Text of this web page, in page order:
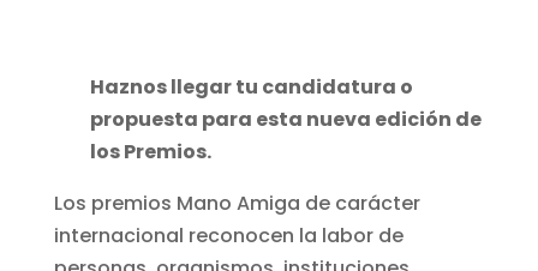
Haznos llegar tu candidatura o
propuesta para esta nueva edición de
los Premios.
Los premios Mano Amiga de carácter
internacional reconocen la labor de